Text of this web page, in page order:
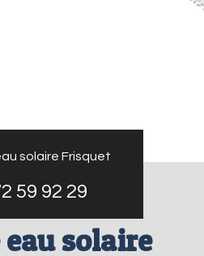
solaire Frisquet
59 92 29
solaire